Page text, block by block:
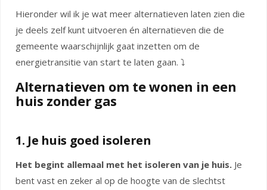
Hieronder wil ik je wat meer alternatieven laten zien die
je deels zelf kunt uitvoeren én alternatieven die de
gemeente waarschijnlijk gaat inzetten om de
energietransitie van start te laten gaan. ⤵
Alternatieven om te wonen in een
huis zonder gas
1. Je huis goed isoleren
Het begint allemaal met het isoleren van je huis. Je
bent vast en zeker al op de hoogte van de slechtst